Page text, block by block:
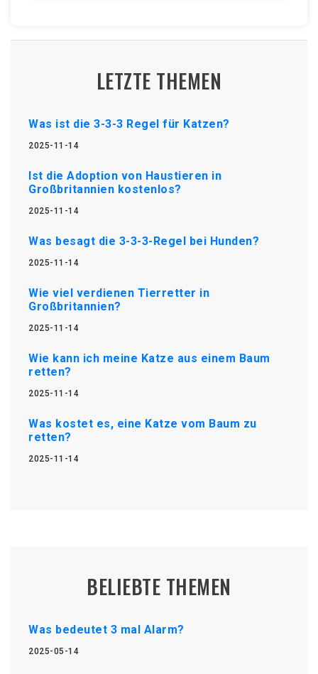
LETZTE THEMEN
Was ist die 3-3-3 Regel für Katzen?
2025-11-14
Ist die Adoption von Haustieren in
Großbritannien kostenlos?
2025-11-14
Was besagt die 3-3-3-Regel bei Hunden?
2025-11-14
Wie viel verdienen Tierretter in
Großbritannien?
2025-11-14
Wie kann ich meine Katze aus einem Baum
retten?
2025-11-14
Was kostet es, eine Katze vom Baum zu
retten?
2025-11-14
BELIEBTE THEMEN
Was bedeutet 3 mal Alarm?
2025-05-14